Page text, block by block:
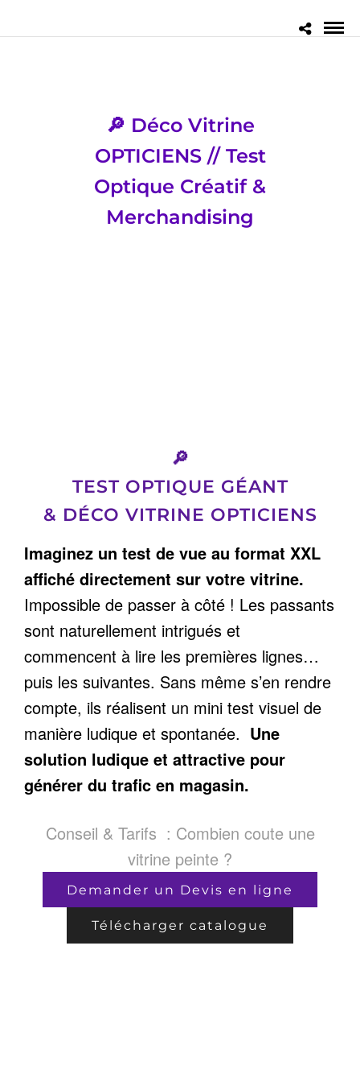
🔎 Déco Vitrine
OPTICIENS // Test
Optique Créatif &
Merchandising
🔎
TEST OPTIQUE GÉANT
& DÉCO VITRINE OPTICIENS
Imaginez un test de vue au format XXL
affiché directement sur votre vitrine.
Impossible de passer à côté ! Les passants
sont naturellement intrigués et
commencent à lire les premières lignes…
puis les suivantes. Sans même s’en rendre
compte, ils réalisent un mini test visuel de
manière ludique et spontanée. Une
solution ludique et attractive pour
générer du trafic en magasin.
Conseil & Tarifs : Combien coute une
vitrine peinte ?
Demander un Devis en ligne
Télécharger catalogue